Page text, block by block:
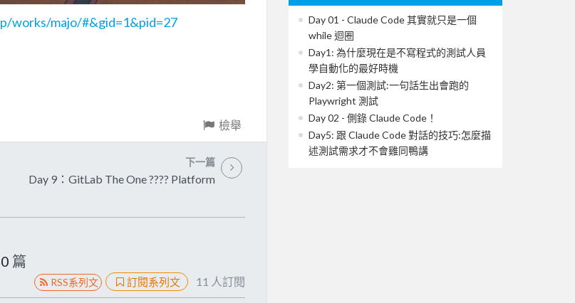
works/majo/#&gid=1&pid=27
檢舉
下一篇
Day 9：GitLab The One ???? Platform
篇
RSS系列文 訂閱系列文 11 人訂閱
Day 01 - Claude Code 其實就只是一個
while 迴圈
Day1: 為什麼現在是不寫程式的測試人員
學自動化的最好時機
Day2: 第一個測試:一句話生出會跑的
Playwright 測試
Day 02 - 側錄 Claude Code！
Day5: 跟 Claude Code 對話的技巧:怎麼描
述測試需求才不會雞同鴨講